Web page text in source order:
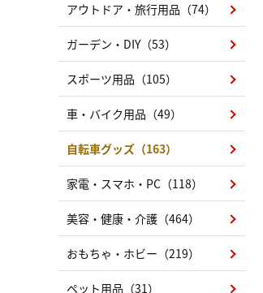
アウトドア・旅行用品（74）
ガーデン・DIY（53）
スポーツ用品（105）
車・バイク用品（49）
自転車グッズ（163）
家電・スマホ・PC（118）
美容・健康・介護（464）
おもちゃ・ホビー（219）
ペット用品（31）